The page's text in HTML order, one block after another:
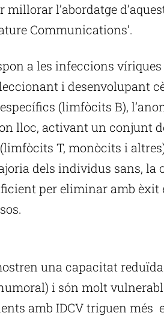
l’abordatge
Communications’.
a les infeccions víriques
i desenvolupant
(limfòcits B),
lloc, activant un conjunt
T, monòcits i
dels individus sans, la
per eliminar amb èxit
una capacitat
i són molt
amb IDCV triguen més